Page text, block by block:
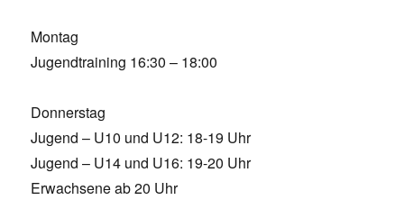
Montag
Jugendtraining 16:30 – 18:00
Donnerstag
Jugend – U10 und U12: 18-19 Uhr
Jugend – U14 und U16: 19-20 Uhr
Erwachsene ab 20 Uhr